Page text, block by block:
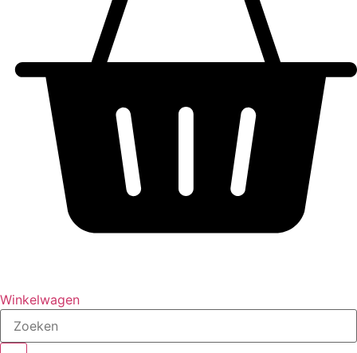
Winkelwagen
Search